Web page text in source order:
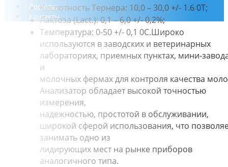
Доставка
Контакты
Кислотность Тернера: 10,0 – 30,0 +/- 1.6 0T;
Лактоза (Lact.): 0,1 – 6,0 +/- 0,2%;
Температура: 0-50 +/- 0,1 0С.Широко
используются в заводских и ветеринарных
лабораториях, приемных пунктах, мини-
и
молочных фермах для контроля качества
Анализатор обладает высокой точностью
измерения,
надежностью, простотой в обслуживании,
широкой сферой использования, что
занимать одно из
лидирующих мест на рынке приборов
аналогичного типа.